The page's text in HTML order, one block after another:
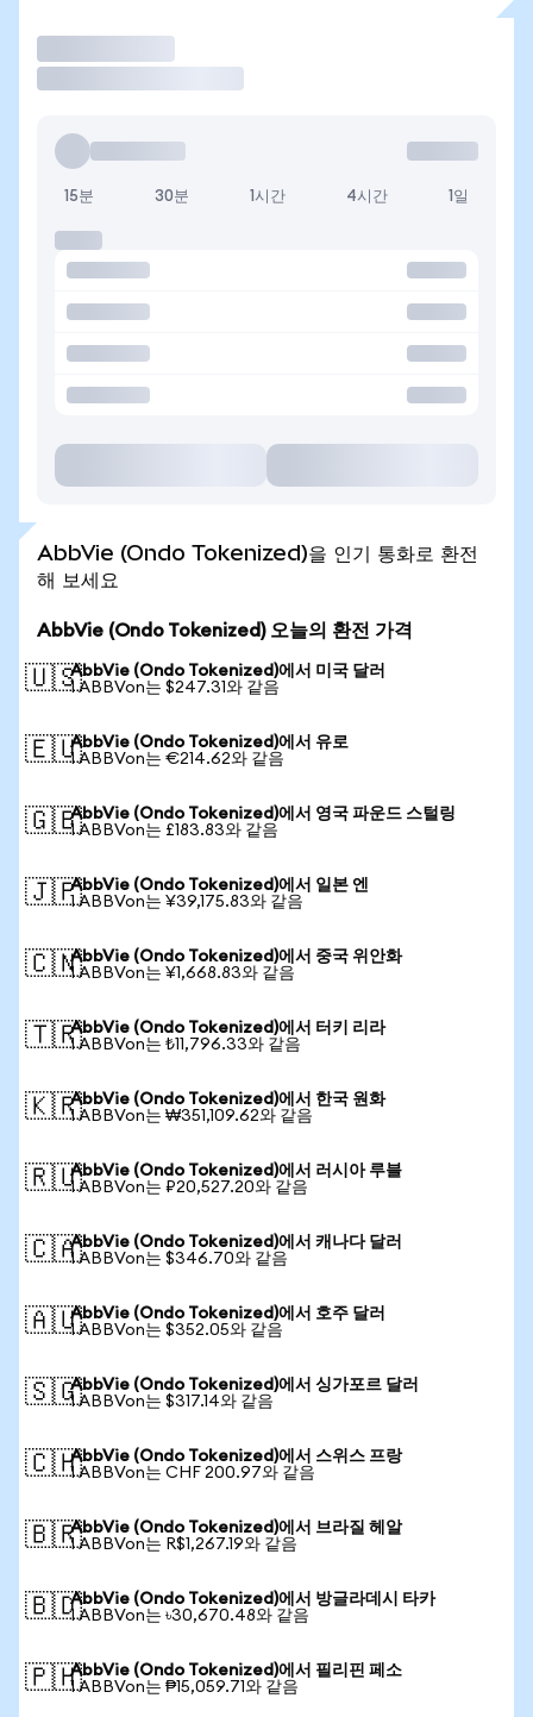
15분 30분 1시간 4시간 1일
AbbVie (Ondo Tokenized)을 인기 통화로 환전
해 보세요
AbbVie (Ondo Tokenized) 오늘의 환전 가격
🇺🇸AbbVie (Ondo Tokenized)에서 미국 달러
1 ABBVon는 $247.31와 같음
🇪🇺AbbVie (Ondo Tokenized)에서 유로
1 ABBVon는 €214.62와 같음
🇬🇧AbbVie (Ondo Tokenized)에서 영국 파운드 스털링
1 ABBVon는 £183.83와 같음
🇯🇵AbbVie (Ondo Tokenized)에서 일본 엔
1 ABBVon는 ¥39,175.83와 같음
🇨🇳AbbVie (Ondo Tokenized)에서 중국 위안화
1 ABBVon는 ¥1,668.83와 같음
🇹🇷AbbVie (Ondo Tokenized)에서 터키 리라
1 ABBVon는 ₺11,796.33와 같음
🇰🇷AbbVie (Ondo Tokenized)에서 한국 원화
1 ABBVon는 ₩351,109.62와 같음
🇷🇺AbbVie (Ondo Tokenized)에서 러시아 루블
1 ABBVon는 ₽20,527.20와 같음
🇨🇦AbbVie (Ondo Tokenized)에서 캐나다 달러
1 ABBVon는 $346.70와 같음
🇦🇺AbbVie (Ondo Tokenized)에서 호주 달러
1 ABBVon는 $352.05와 같음
🇸🇬AbbVie (Ondo Tokenized)에서 싱가포르 달러
1 ABBVon는 $317.14와 같음
🇨🇭AbbVie (Ondo Tokenized)에서 스위스 프랑
1 ABBVon는 CHF 200.97와 같음
🇧🇷AbbVie (Ondo Tokenized)에서 브라질 헤알
1 ABBVon는 R$1,267.19와 같음
🇧🇩AbbVie (Ondo Tokenized)에서 방글라데시 타카
1 ABBVon는 ৳30,670.48와 같음
🇵🇭AbbVie (Ondo Tokenized)에서 필리핀 페소
1 ABBVon는 ₱15,059.71와 같음